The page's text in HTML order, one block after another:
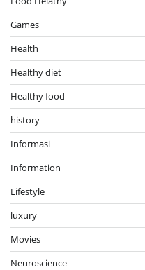
Games
Health
Healthy diet
Healthy food
history
Informasi
Information
Lifestyle
luxury
Movies
Neuroscience